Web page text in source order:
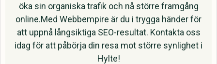
öka sin organiska trafik och nå större framgång
online.Med Webbempire är du i trygga händer för
att uppnå långsiktiga SEO-resultat. Kontakta oss
idag för att påbörja din resa mot större synlighet i
Hylte!